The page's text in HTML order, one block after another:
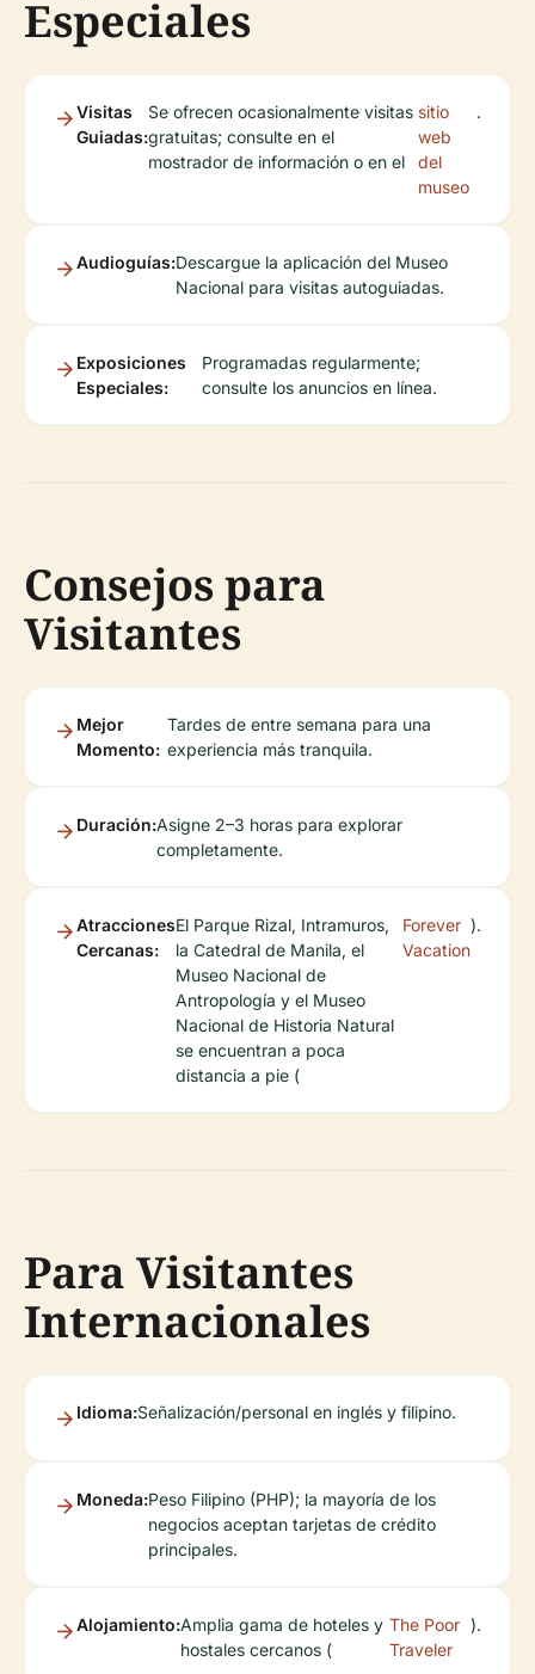
Especiales
Visitas
Guiadas:
Se ofrecen ocasionalmente visitas
gratuitas; consulte en el
mostrador de información o en el
sitio
web
del
museo
.
Audioguías:Descargue la aplicación del Museo
Nacional para visitas autoguiadas.
Exposiciones
Especiales:
Programadas regularmente;
consulte los anuncios en línea.
Consejos para
Visitantes
Mejor
Momento:
Tardes de entre semana para una
experiencia más tranquila.
Duración:Asigne 2–3 horas para explorar
completamente.
Atracciones
Cercanas:
El Parque Rizal, Intramuros,
la Catedral de Manila, el
Museo Nacional de
Antropología y el Museo
Nacional de Historia Natural
se encuentran a poca
distancia a pie (
Forever
Vacation
).
Para Visitantes
Internacionales
Idioma:Señalización/personal en inglés y filipino.
Moneda:Peso Filipino (PHP); la mayoría de los
negocios aceptan tarjetas de crédito
principales.
Alojamiento:Amplia gama de hoteles y
hostales cercanos (
The Poor
Traveler
).